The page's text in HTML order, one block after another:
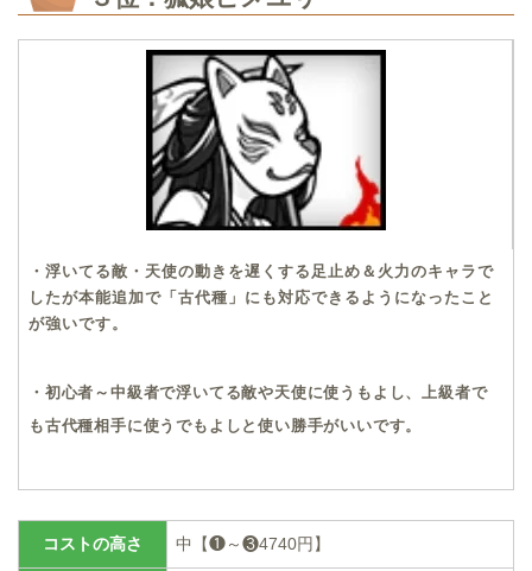
・浮いてる敵・天使の動きを遅くする足止め＆火力のキャラで
したが本能追加で「古代種」にも対応できるようになったこと
が強いです。
・初心者～中級者で浮いてる敵や天使に使うもよし、上級者で
も古代種相手に使うでもよしと使い勝手がいいです。
コストの高さ 中【❶～❸4740円】